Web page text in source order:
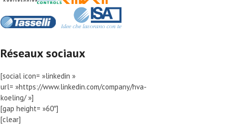
Réseaux sociaux
[social icon= »linkedin »
url= »https://www.linkedin.com/company/hva-
koeling/ »]
[gap height= »60″]
[clear]